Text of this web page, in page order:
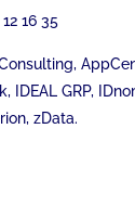
16 35
IDEAL GRP,
zData.